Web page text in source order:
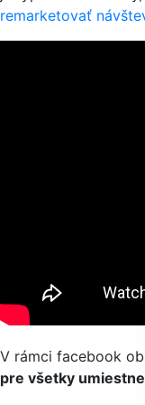
remarketovať
V rámci facebook
pre všetky